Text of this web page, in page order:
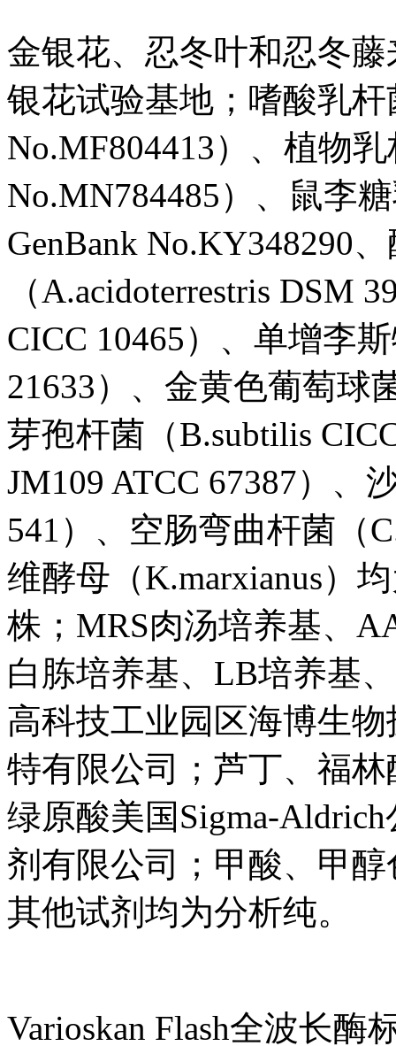
金银花、忍冬叶和忍冬
银花试验基地；嗜酸乳杆
No.MF804413）、植物
No.MN784485）、鼠李
GenBank No.KY348290
（A.acidoterrestris DSM
CICC 10465）、单增李
21633）、金黄色葡萄球
芽孢杆菌（B.subtilis
JM109 ATCC 67387）、
541）、空肠弯曲杆菌（
维酵母（K.marxianus）
株；MRS肉汤培养基、
白胨培养基、LB培养基
高科技工业园区海博生
特有限公司；芦丁、福
绿原酸美国Sigma-
剂有限公司；甲酸、甲
其他试剂均为分析纯。
Varioskan Flash全波长酶